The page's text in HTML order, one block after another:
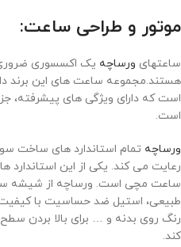
موتور و طراحی ساعت:
ساعتهای ورساچه یک اکسسوری
هستند.مجموعه ساعت های این برند
است که دارای ویژگی های
است.
ورساچه تمام استاندارد های ساخت
رعایت می کند. یکی از این استاندارد
ساعت مچی است. ورساچه از شیشه
طبیعی، استیل ضد حساسیت با
رنگ روی بدنه و … برای بالا بردن
کند.